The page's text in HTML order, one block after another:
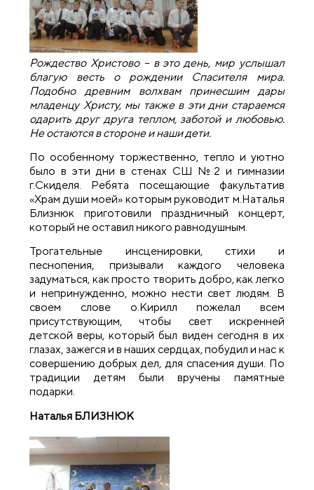
Рождество Христово – в это день, мир услышал
благую весть о рождении Спасителя мира.
Подобно древним волхвам принесшим дары
младенцу Христу, мы также в эти дни стараемся
одарить друг друга теплом, заботой и любовью.
Не остаются в стороне и наши дети.
По особенному торжественно, тепло и уютно
было в эти дни в стенах СШ №2 и гимназии
г.Скиделя. Ребята посещающие факультатив
«Храм души моей» которым руководит м.Наталья
Близнюк приготовили праздничный концерт,
который не оставил никого равнодушным.
Трогательные инсценировки, стихи и
песнопения, призывали каждого человека
задуматься, как просто творить добро, как легко
и непринужденно, можно нести свет людям. В
своем слове о.Кирилл пожелал всем
присутствующим, чтобы свет искренней
детской веры, который был виден сегодня в их
глазах, зажегся и в наших сердцах, побудил и нас к
совершению добрых дел, для спасения души. По
традиции детям были вручены памятные
подарки.
Наталья БЛИЗНЮК